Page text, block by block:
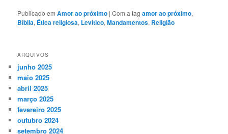
Publicado em Amor ao próximo |Com a tagamor ao próximo,
Bíblia, Ética religiosa, Levítico,Mandamentos, Religião
ARQUIVOS
junho 2025
maio 2025
abril 2025
março 2025
fevereiro 2025
outubro 2024
setembro 2024